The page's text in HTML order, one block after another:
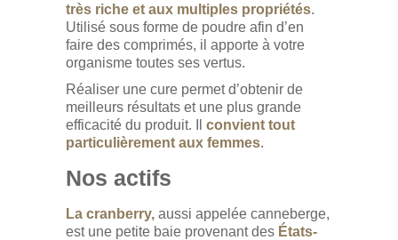
très riche et aux multiples propriétés.
Utilisé sous forme de poudre afin d’en
faire des comprimés, il apporte à votre
organisme toutes ses vertus.
Réaliser une cure permet d’obtenir de
meilleurs résultats et une plus grande
efficacité du produit. Il convient tout
particulièrement aux femmes.
Nos actifs
La cranberry, aussi appelée canneberge,
est une petite baie provenant des États-